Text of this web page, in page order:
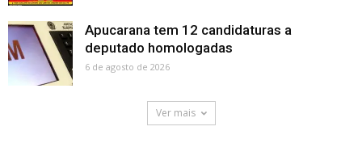
Apucarana tem 12 candidaturas a
deputado homologadas
6 de agosto de 2026
Ver mais